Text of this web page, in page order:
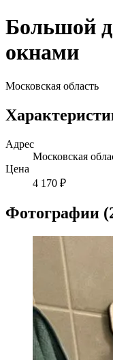
Большой
окнами
Московская область
Адрес
Московская
Цена
4 170 ₽
Фотографии